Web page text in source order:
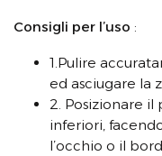
Consigli per l’uso :
1.Pulire
ed asciugare la
2. Posizionare il
inferiori,
l’occhio o il